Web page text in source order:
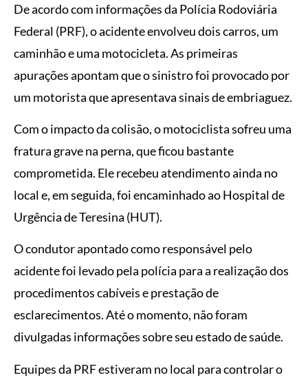
De acordo com informações da Polícia Rodoviária
Federal (PRF), o acidente envolveu dois carros, um
caminhão e uma motocicleta. As primeiras
apurações apontam que o sinistro foi provocado por
um motorista que apresentava sinais de embriaguez.
Com o impacto da colisão, o motociclista sofreu uma
fratura grave na perna, que ficou bastante
comprometida. Ele recebeu atendimento ainda no
local e, em seguida, foi encaminhado ao Hospital de
Urgência de Teresina (HUT).
O condutor apontado como responsável pelo
acidente foi levado pela polícia para a realização dos
procedimentos cabíveis e prestação de
esclarecimentos. Até o momento, não foram
divulgadas informações sobre seu estado de saúde.
Equipes da PRF estiveram no local para controlar o